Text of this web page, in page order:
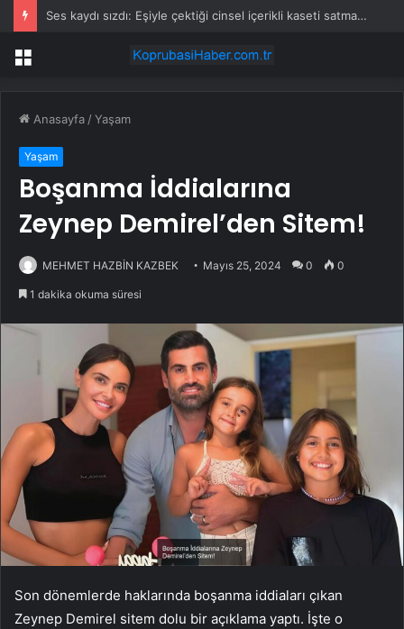
Ses kaydı sızdı: Eşiyle çektiği cinsel içerikli kaseti satmaya çalışıyor
Menü
Anasayfa /Yaşam
Yaşam
Boşanma İddialarına
Zeynep Demirel’den Sitem!
MEHMET HAZBİN KAZBEK Mayıs 25, 2024 0 0
1 dakika okuma süresi
Son dönemlerde haklarında boşanma iddiaları çıkan
Zeynep Demirel sitem dolu bir açıklama yaptı. İşte o